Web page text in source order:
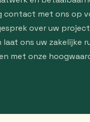
contact met ons op
over uw
ons uw zakelijke
met onze